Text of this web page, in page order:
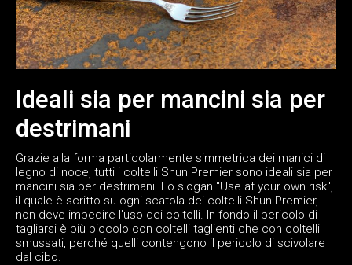
Ideali sia per mancini sia per
destrimani
Grazie alla forma particolarmente simmetrica dei manici di
legno di noce, tutti i coltelli Shun Premier sono ideali sia per
mancini sia per destrimani. Lo slogan "Use at your own risk",
il quale è scritto su ogni scatola dei coltelli Shun Premier,
non deve impedire l'uso dei coltelli. In fondo il pericolo di
tagliarsi è più piccolo con coltelli taglienti che con coltelli
smussati, perché quelli contengono il pericolo di scivolare
dal cibo.